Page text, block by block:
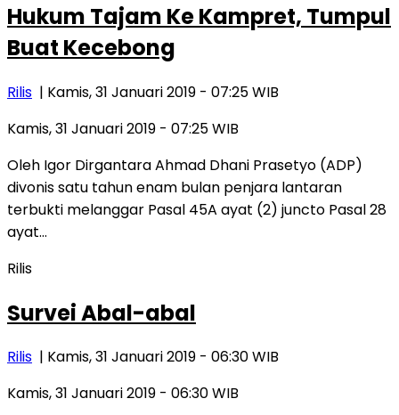
Hukum Tajam Ke Kampret, Tumpul
Buat Kecebong
Rilis | Kamis, 31 Januari 2019 - 07:25 WIB
Kamis, 31 Januari 2019 - 07:25 WIB
Oleh Igor Dirgantara Ahmad Dhani Prasetyo (ADP)
divonis satu tahun enam bulan penjara lantaran
terbukti melanggar Pasal 45A ayat (2) juncto Pasal 28
ayat…
Rilis
Survei Abal-abal
Rilis | Kamis, 31 Januari 2019 - 06:30 WIB
Kamis, 31 Januari 2019 - 06:30 WIB